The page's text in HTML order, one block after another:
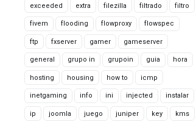
exceeded extra filezilla filtrado filtro
fivem flooding flowproxy flowspec
ftp fxserver gamer gameserver
general grupo in grupoin guia hora
hosting housing how to icmp
inetgaming info ini injected instalar
ip joomla juego juniper key kms